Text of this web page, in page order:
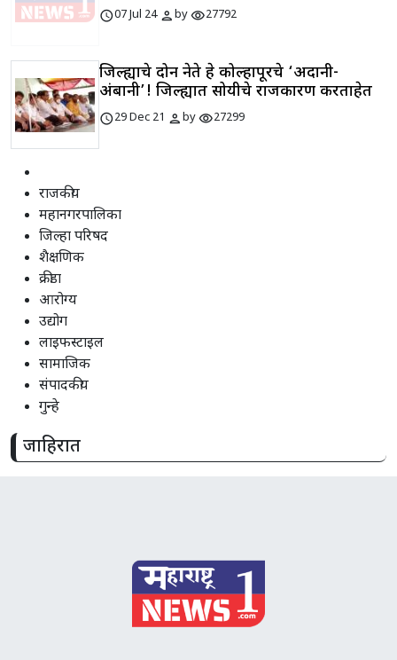
schedule07 Jul 24 personbyvisibility27792
जिल्ह्याचे दोन नेते हे कोल्हापूरचे ‘अदानी-
अंबानी’! जिल्ह्यात सोयीचे राजकारण करताहेत
schedule29 Dec 21 personbyvisibility27299
राजकीय
महानगरपालिका
जिल्हा परिषद
शैक्षणिक
क्रीडा
आरोग्य
उद्योग
लाइफस्टाइल
सामाजिक
संपादकीय
गुन्हे
जाहिरात